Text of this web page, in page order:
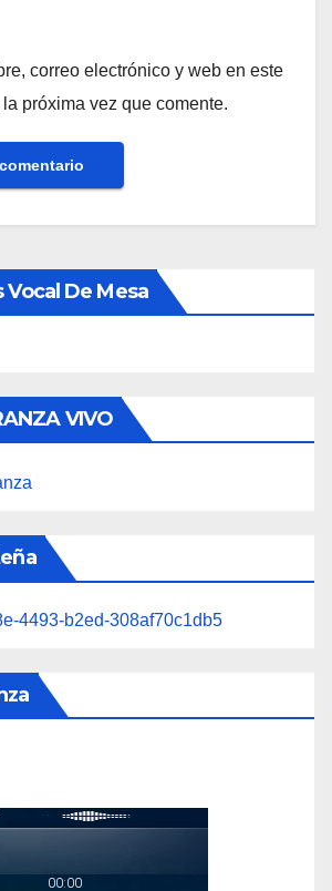
correo electrónico y web en este
próxima vez que comente.
Vocal De Mesa
VIVO